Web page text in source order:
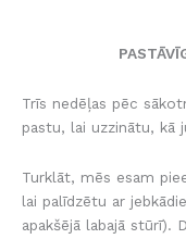
Trīs nedēļas pēc
pastu, lai uzzinātu, kā
Turklāt, mēs esam
lai palīdzētu ar
apakšējā labajā stūrī).